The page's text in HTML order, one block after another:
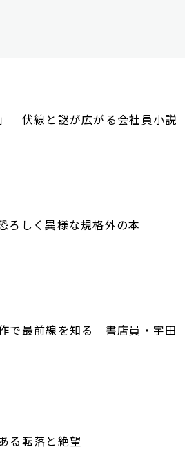
伏線と謎が広がる会社員小説
しく異様な規格外の本
で最前線を知る 書店員・宇田
る転落と絶望